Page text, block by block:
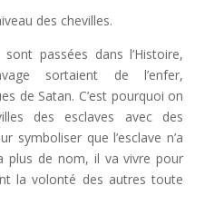
des chevilles.
passées dans l’Histoire,
sortaient de l’enfer,
de Satan. C’est pourquoi on
des esclaves avec des
symboliser que l’esclave n’a
plus de nom, il va vivre pour
la volonté des autres toute